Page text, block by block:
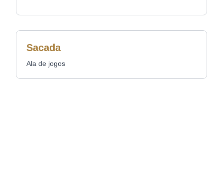
Sacada
Ala de jogos